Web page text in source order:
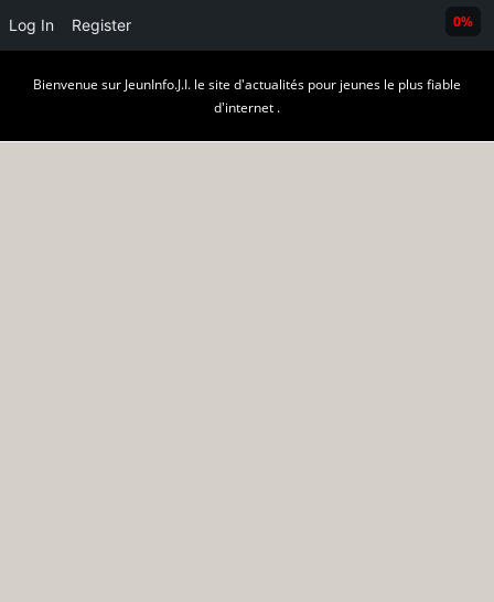
Log In Register
Bienvenue sur JeunInfo.J.I. le site d'actualités pour jeunes le plus fiable
d'internet .
0%